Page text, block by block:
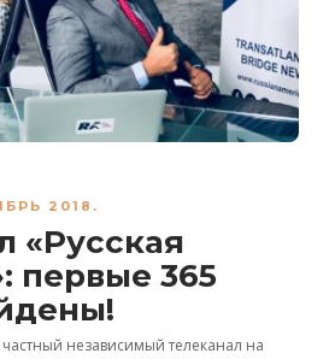
2018.
«Русская
первые 365
независимый телеканал на